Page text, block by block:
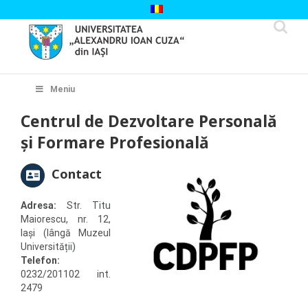
to
content
Meniu
Centrul de Dezvoltare Personală
și Formare Profesională
Contact
Adresa: Str. Titu
Maiorescu, nr. 12,
Iași (lângă Muzeul
Universității)
Telefon:
0232/201102 int.
2479